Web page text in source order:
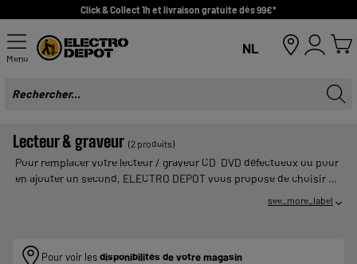
Click & Collect 1h et livraison gratuite dès 99€*
Menu
NL
Lecteur & graveur (2 produits)
Pour remplacer votre lecteur / graveur CD-DVD défectueux ou pour
en ajouter un second, ELECTRO DEPOT vous propose de choisir un
lecteur / graveur CD - DVD interne pas cher et efficace. Avec un
lecteur/graveur CD - DVD, vous pourrez copier vos données sur vos
see_more_label
Pour voir lesdisponibilités de votre magasin